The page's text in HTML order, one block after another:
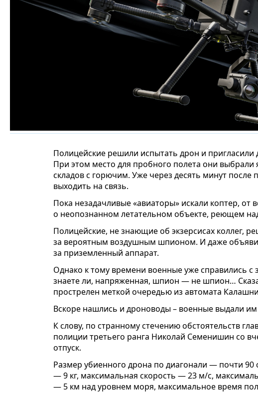
Полицейские решили испытать дрон и пригласили
При этом место для пробного полета они выбрали
складов с горючим. Уже через десять минут после
выходить на связь.
Пока незадачливые «авиаторы» искали коптер, от
о неопознанном летательном объекте, реющем
Полицейские, не знающие об экзерсисах коллег,
за вероятным воздушным шпионом. И даже
за приземленный аппарат.
Однако к тому времени военные уже справились с
знаете ли, напряженная, шпион — не шпион…
прострелен меткой очередью из автомата
Вскоре нашлись и дроноводы – военные выдали им
К слову, по странному стечению обстоятельств
полиции третьего ранга Николай Семенишин со
отпуск.
Размер убиенного дрона по диагонали — почти 90
— 9 кг, максимальная скорость — 23 м/с,
— 5 км над уровнем моря, максимальное время